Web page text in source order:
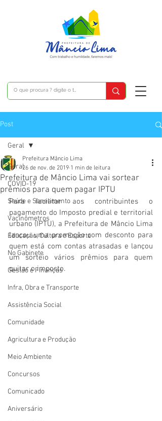
Post
Geral
COVID-19
Saúde e Saneamento
Vacinômetros
Educação, Cultura e Esporte
No Gabinete
Gestão e Finanças
Infra, Obra e Transporte
Assistência Social
Comunidade
Agricultura e Produção
Meio Ambiente
Concursos
Comunicado
Aniversário
Geral
Prefeitura de Mâncio Lima vai sortear
prêmios para quem pagar IPTU
Prefeitura Mâncio Lima
26 de nov. de 2019 1 min de leitura
Para facilitar aos contribuintes o
pagamento do Imposto predial e territorial
urbano (IPTU), a Prefeitura de Mâncio Lima
lançou uma promoção com desconto para
quem está com contas atrasadas e lançou
um sorteio vários prêmios para quem
quitar o imposto.